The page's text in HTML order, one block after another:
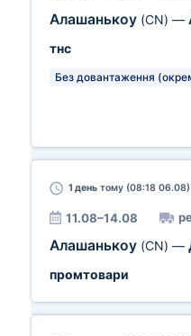
Алашанькоу (CN) —
тнс
Без довантаження
1 день тому (08:18 06.08)
11.08–14.08
Алашанькоу (CN) —
промтовари